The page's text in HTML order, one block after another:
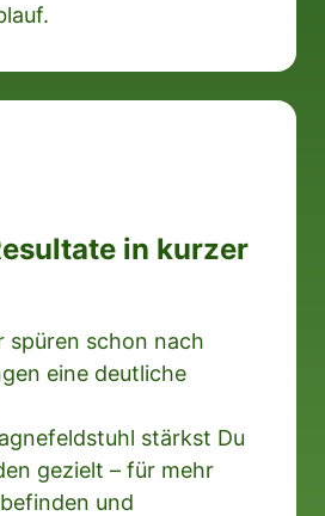
in kurzer
spüren schon nach
eine deutliche
stärkst Du
gezielt – für mehr
und